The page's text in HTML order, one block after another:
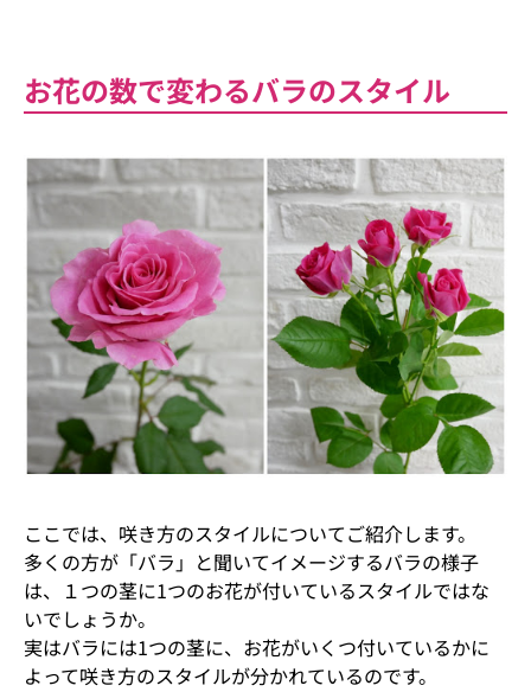
お花の数で変わるバラのスタイル
ここでは、咲き方のスタイルについてご紹介します。
多くの方が「バラ」と聞いてイメージするバラの様子
は、１つの茎に1つのお花が付いているスタイルではな
いでしょうか。
実はバラには1つの茎に、お花がいくつ付いているかに
よって咲き方のスタイルが分かれているのです。